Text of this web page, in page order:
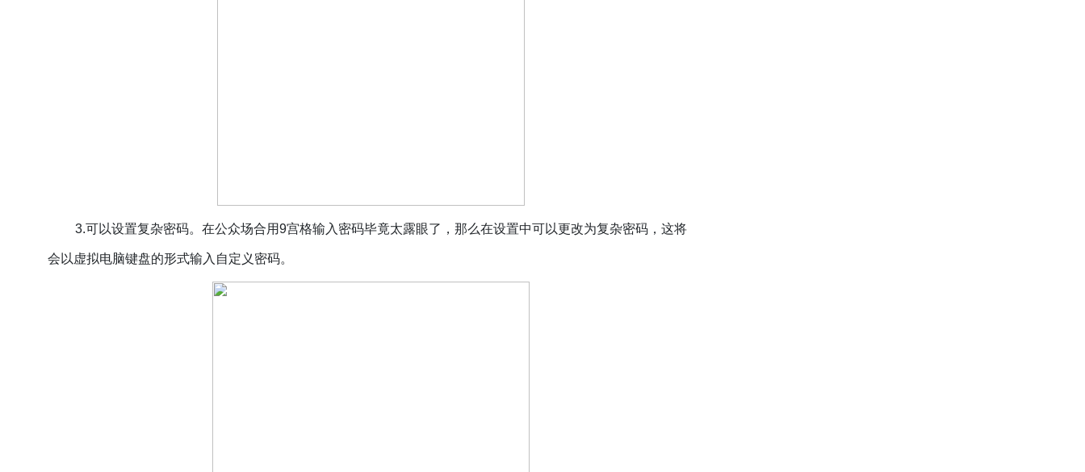
3.可以设置复杂密码。在公众场合用9宫格输入密码毕竟太露眼了，那么在设置中可以更改为复杂密码，这将
会以虚拟电脑键盘的形式输入自定义密码。